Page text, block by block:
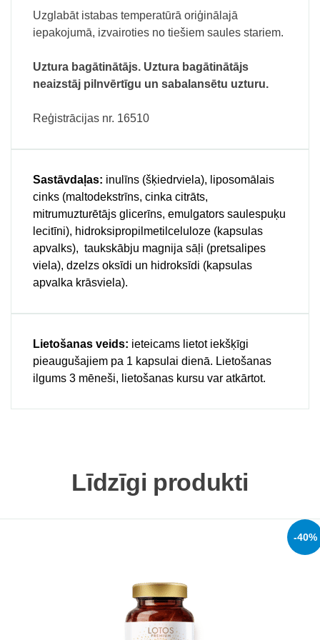
Uzglabāt istabas temperatūrā oriģinālajā
iepakojumā, izvairoties no tiešiem saules stariem.
Uztura bagātinātājs. Uztura bagātinātājs
neaizstāj pilnvērtīgu un sabalansētu uzturu.
Reģistrācijas nr. 16510
Sastāvdaļas: inulīns (šķiedrviela), liposomālais
cinks (maltodekstrīns, cinka citrāts,
mitrumuzturētājs glicerīns, emulgators saulespuķu
lecitīni), hidroksipropilmetilceluloze (kapsulas
apvalks), taukskābju magnija sāļi (pretsalipes
viela), dzelzs oksīdi un hidroksīdi (kapsulas
apvalka krāsviela).
Lietošanas veids: ieteicams lietot iekšķīgi
pieaugušajiem pa 1 kapsulai dienā. Lietošanas
ilgums 3 mēneši, lietošanas kursu var atkārtot.
Līdzīgi produkti
-40%